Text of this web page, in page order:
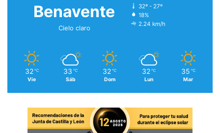
Benavente
Cielo claro
32º - 27º
18%
2.24 km/h
32 ℃
Vie
33 ℃
Sáb
32 ℃
Dom
32 ℃
Lun
35 ℃
Mar